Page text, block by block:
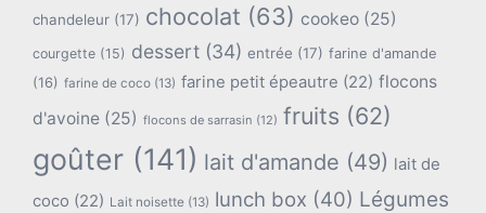
chandeleur (17) chocolat (63) cookeo (25)
courgette (15) dessert (34) entrée (17) farine d'amande
(16) farine de coco (13) farine petit épeautre (22) flocons
d'avoine (25) flocons de sarrasin (12) fruits (62)
goûter (141) lait d'amande (49) lait de
coco (22) Lait noisette (13) lunch box (40) Légumes